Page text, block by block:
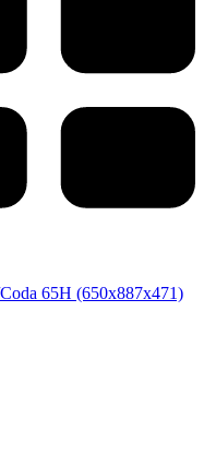
65Н (650х887х471)